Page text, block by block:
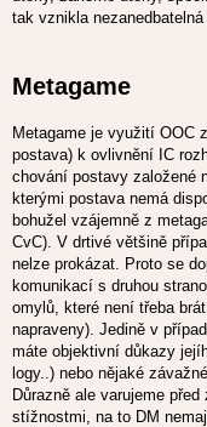
tak vznikla nezanedbatelná
Metagame
Metagame je využití OOC
postava) k ovlivnění IC
chování postavy založené
kterými postava nemá
bohužel vzájemně z
CvC). V drtivé většině
nelze prokázat. Proto se
komunikací s druhou
omylů, které není třeba
napraveny). Jedině v
máte objektivní důkazy
logy..) nebo nějaké
Důrazně ale varujeme
stížnostmi, na to DM